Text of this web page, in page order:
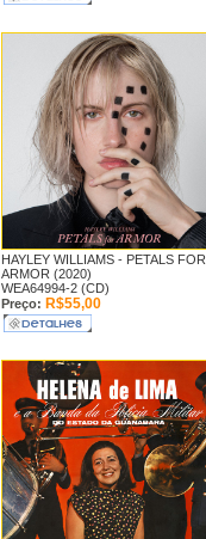
HAYLEY WILLIAMS - PETALS FOR
ARMOR (2020)
WEA64994-2 (CD)
Preço: R$55,00